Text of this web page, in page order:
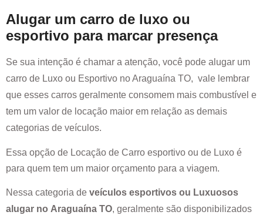
Alugar um carro de luxo ou
esportivo para marcar presença
Se sua intenção é chamar a atenção, você pode alugar um
carro de Luxo ou Esportivo noAraguaína TO, vale lembrar
que esses carros geralmente consomem mais combustível e
tem um valor de locação maior em relação as demais
categorias de veículos.
Essa opção de Locação de Carro esportivo ou de Luxo é
para quem tem um maior orçamento para a viagem.
Nessa categoria de veículos esportivos ou Luxuosos
alugar no Araguaína TO, geralmente são disponibilizados